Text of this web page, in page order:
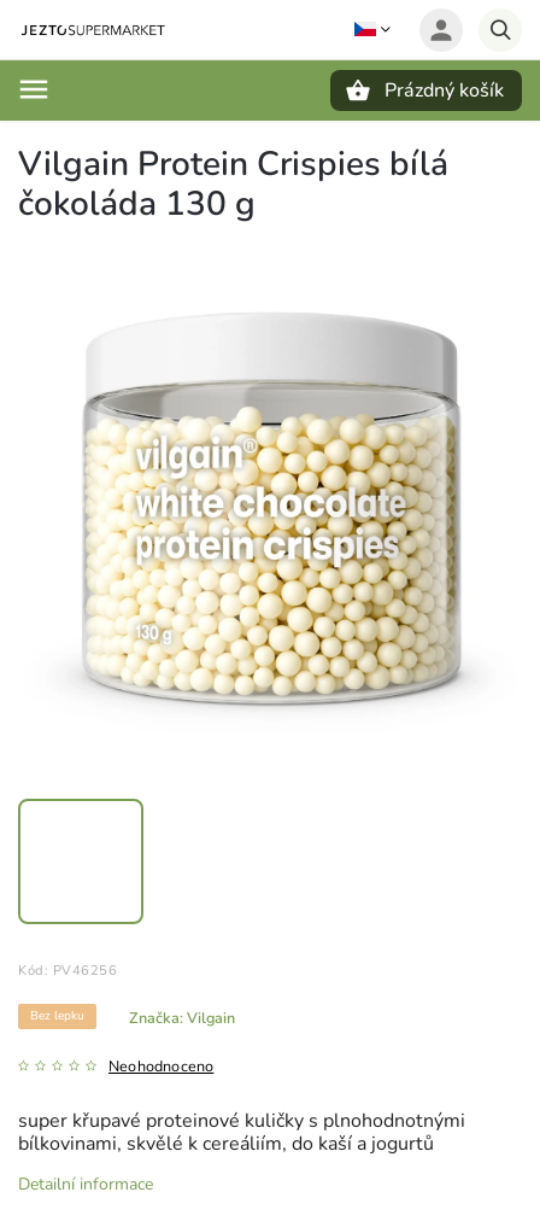
Prázdný košík
Vilgain Protein Crispies bílá
čokoláda 130 g
Kód: PV46256
Bez lepku
Neohodnoceno
Značka:Vilgain
super křupavé proteinové kuličky s plnohodnotnými
bílkovinami, skvělé k cereáliím, do kaší a jogurtů
Detailní informace